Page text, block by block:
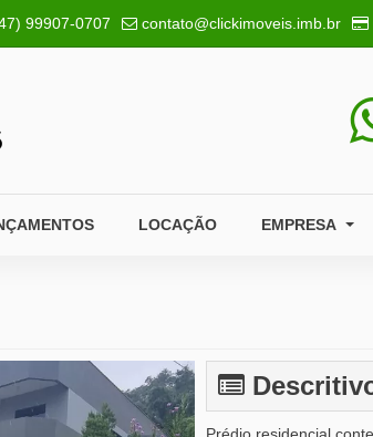
99907-0707 contato@clickimoveis.imb.br
LOCAÇÃO EMPRESA